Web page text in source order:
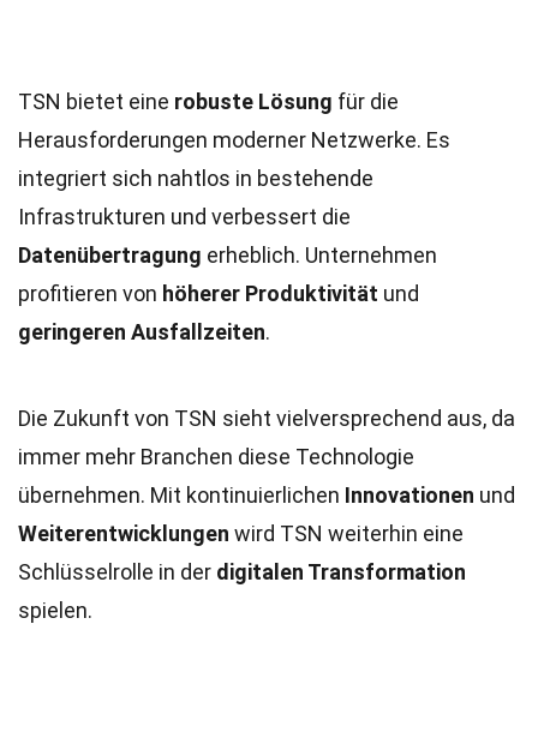
TSN bietet eine robuste Lösung für die
Herausforderungen moderner Netzwerke. Es
integriert sich nahtlos in bestehende
Infrastrukturen und verbessert die
Datenübertragung erheblich. Unternehmen
profitieren von höherer Produktivität und
geringeren Ausfallzeiten.
Die Zukunft von TSN sieht vielversprechend aus, da
immer mehr Branchen diese Technologie
übernehmen. Mit kontinuierlichen Innovationen und
Weiterentwicklungen wird TSN weiterhin eine
Schlüsselrolle in der digitalen Transformation
spielen.